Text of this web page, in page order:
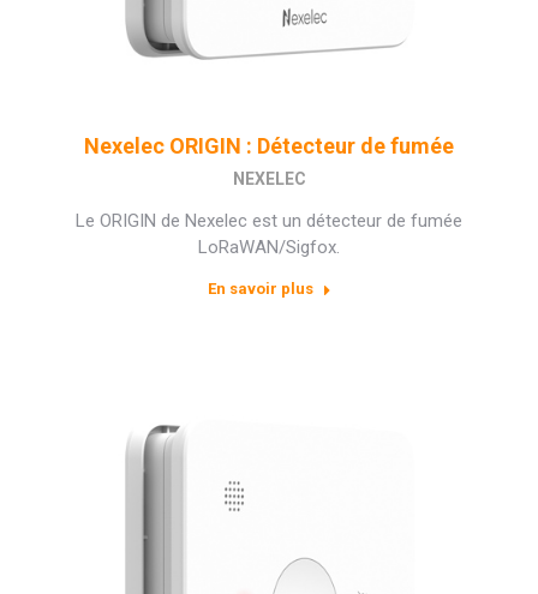
Nexelec ORIGIN : Détecteur de fumée
NEXELEC
Le ORIGIN de Nexelec est un détecteur de fumée
LoRaWAN/Sigfox.
En savoir plus